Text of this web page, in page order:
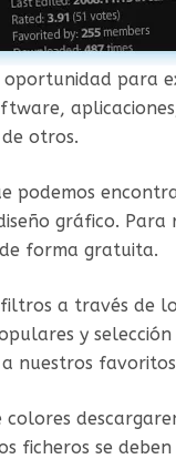
oportunidad para
otros.
podemos
gráfico. Para
forma gratuita.
a través de
y
nuestros
ficheros se